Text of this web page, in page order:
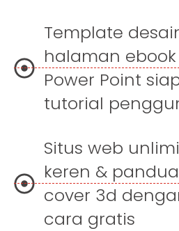
Template
halaman ebook
Power Point
tutorial
Situs web
keren &
cover 3d
cara gratis